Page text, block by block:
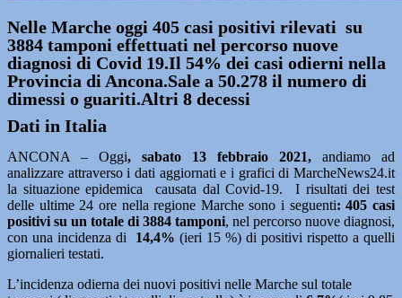
Nelle Marche oggi 405 casi positivi rilevati su
3884 tamponi effettuati nel percorso nuove
diagnosi di Covid 19.Il 54% dei casi odierni nella
Provincia di Ancona.Sale a 50.278 il numero di
dimessi o guariti.Altri 8 decessi
Dati in Italia
ANCONA – Oggi, sabato 13 febbraio 2021, andiamo ad
analizzare attraverso i dati aggiornati e i grafici di MarcheNews24.it
la situazione epidemica causata dal Covid-19. I risultati dei test
delle ultime 24 ore nella regione Marche sono i seguenti: 405 casi
positivi su un totale di 3884 tamponi, nel percorso nuove diagnosi,
con una incidenza di
14,4% (ieri 15 %) di positivi rispetto a quelli
giornalieri testati.
L’incidenza odierna dei nuovi positivi nelle Marche sul totale